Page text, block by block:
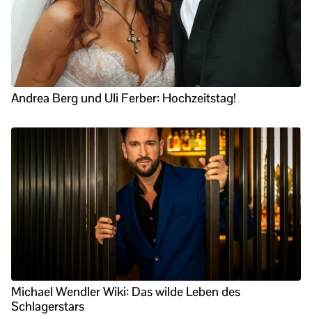
Andrea Berg und Uli Ferber: Hochzeitstag!
Michael Wendler Wiki: Das wilde Leben des
Schlagerstars